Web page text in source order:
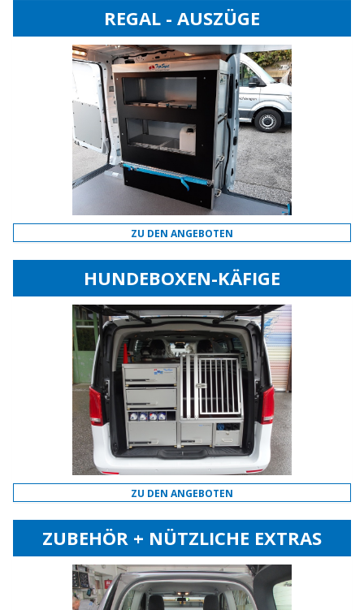
REGAL - AUSZÜGE
ZU DEN ANGEBOTEN
HUNDEBOXEN-KÄFIGE
ZU DEN ANGEBOTEN
ZUBEHÖR + NÜTZLICHE EXTRAS